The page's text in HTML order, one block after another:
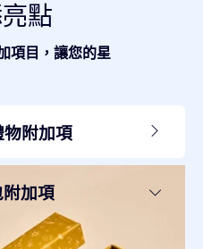
點
項目，讓您的星
附加項
加項